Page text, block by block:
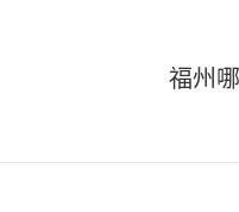
篇
福州